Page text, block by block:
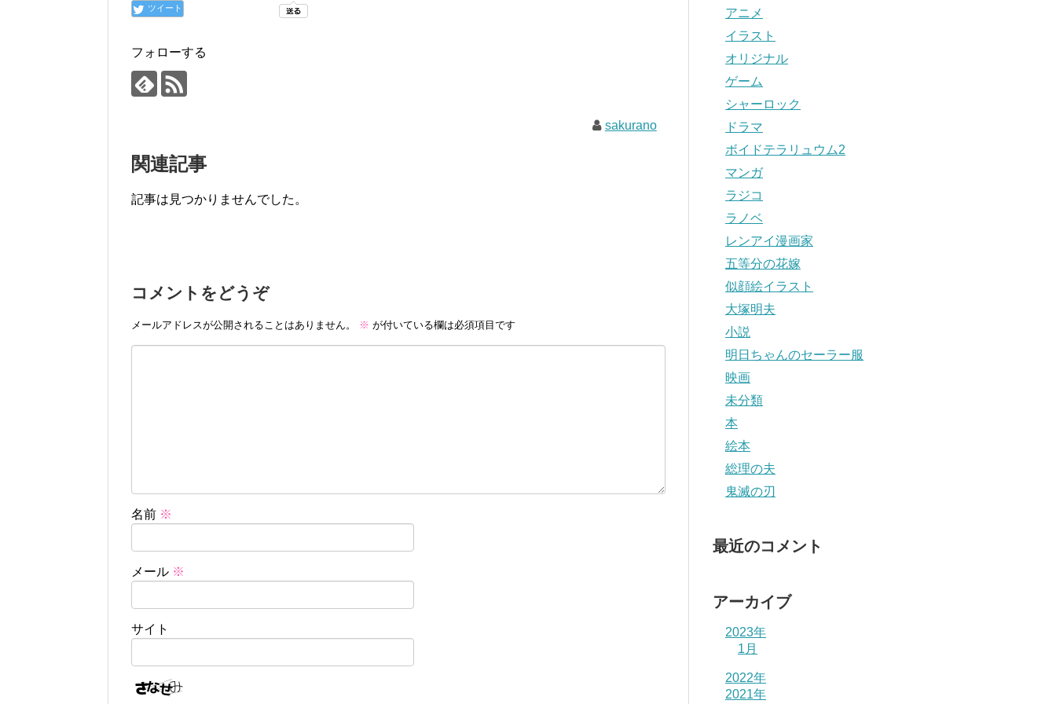
ツイート
フォローする
sakurano
関連記事
記事は見つかりませんでした。
コメントをどうぞ
メールアドレスが公開されることはありません。 ※ が付いている欄は必須項目です
名前 ※
メール ※
サイト
アニメ
イラスト
オリジナル
ゲーム
シャーロック
ドラマ
ボイドテラリュウム2
マンガ
ラジコ
ラノベ
レンアイ漫画家
五等分の花嫁
似顔絵イラスト
大塚明夫
小説
明日ちゃんのセーラー服
映画
未分類
本
絵本
総理の夫
鬼滅の刃
最近のコメント
アーカイブ
2023年
1月
2022年
2021年